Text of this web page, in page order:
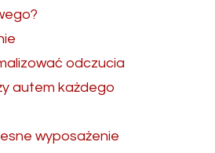
odczucia
autem każdego
wyposażenie